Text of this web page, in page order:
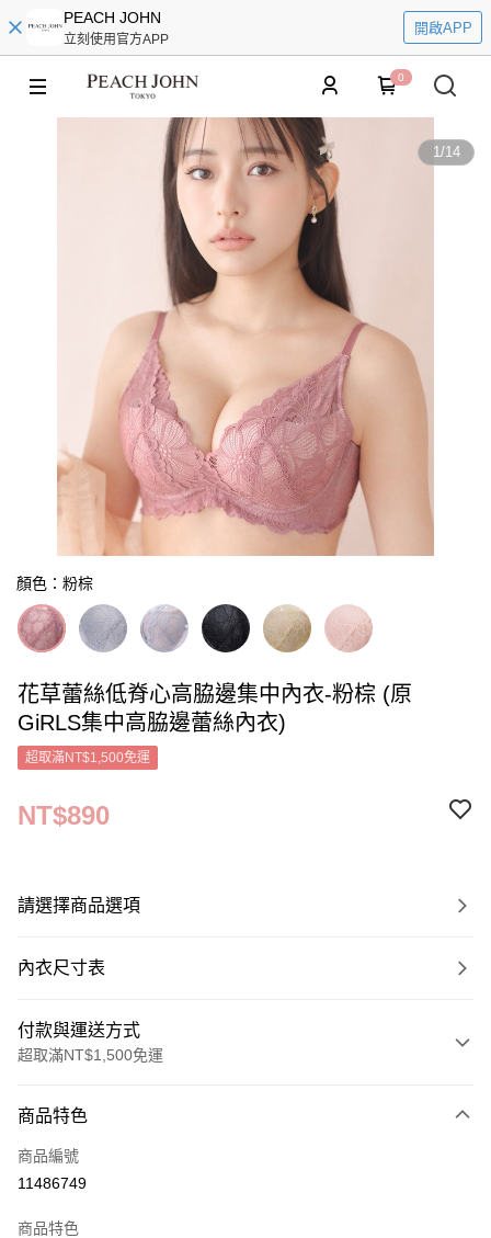
PEACH JOHN
立刻使用官方APP
開啟APP
0
1/14
顏色：粉棕
花草蕾絲低脊心高脇邊集中內衣-粉棕 (原
GiRLS集中高脇邊蕾絲內衣)
超取滿NT$1,500免運
NT$890
請選擇商品選項
內衣尺寸表
付款與運送方式
超取滿NT$1,500免運
信用卡一次付款
超商取貨付款
商品特色
商品編號
11486749
商品特色